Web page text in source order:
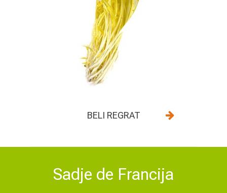
BELI REGRAT
Sadje de Francija